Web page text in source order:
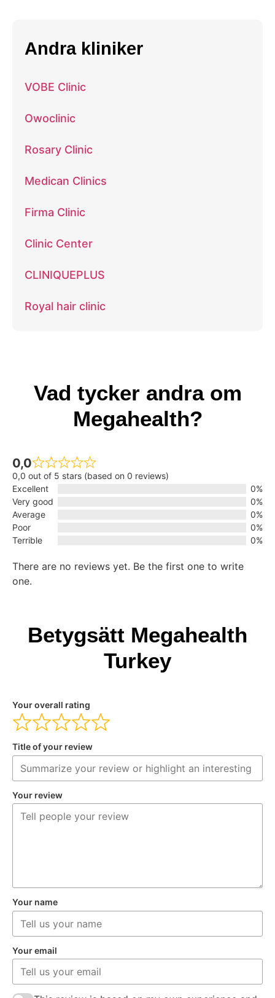
Andra kliniker
VOBE Clinic
Owoclinic
Rosary Clinic
Medican Clinics
Firma Clinic
Clinic Center
CLINIQUEPLUS
Royal hair clinic
Vad tycker andra om
Megahealth?
0,0
0,0 out of 5 stars (based on 0 reviews)
Excellent
0%
Very good
0%
Average
0%
Poor
0%
Terrible
0%
There are no reviews yet. Be the first one to write
one.
Betygsätt Megahealth
Turkey
Your overall rating
Title of your review
Your review
Your name
Your email